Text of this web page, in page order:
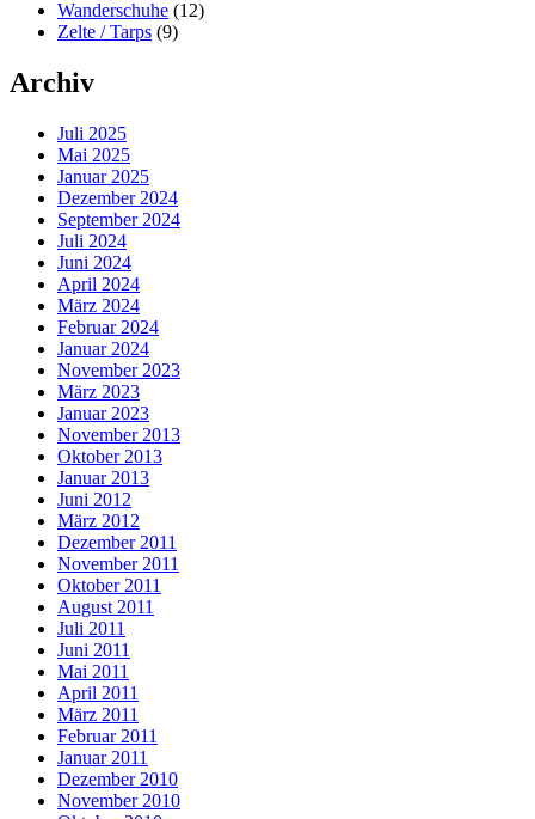
Wanderschuhe (12)
Zelte / Tarps (9)
Archiv
Juli 2025
Mai 2025
Januar 2025
Dezember 2024
September 2024
Juli 2024
Juni 2024
April 2024
März 2024
Februar 2024
Januar 2024
November 2023
März 2023
Januar 2023
November 2013
Oktober 2013
Januar 2013
Juni 2012
März 2012
Dezember 2011
November 2011
Oktober 2011
August 2011
Juli 2011
Juni 2011
Mai 2011
April 2011
März 2011
Februar 2011
Januar 2011
Dezember 2010
November 2010